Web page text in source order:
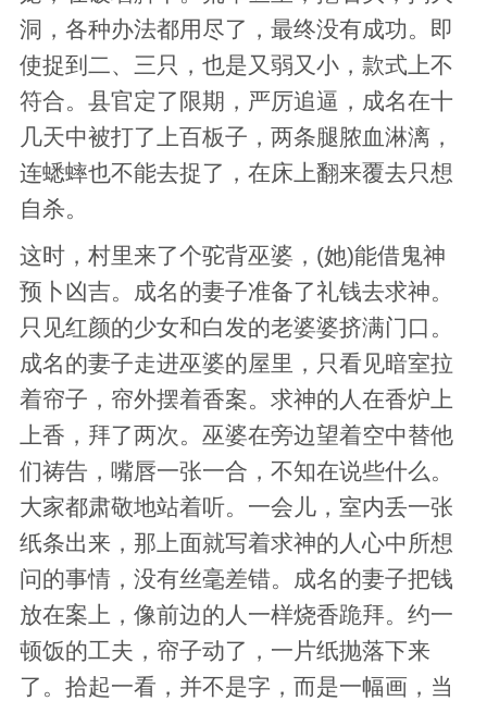
洞，各种办法都用尽了，最终没有成功。即
使捉到二、三只，也是又弱又小，款式上不
符合。县官定了限期，严厉追逼，成名在十
几天中被打了上百板子，两条腿脓血淋漓，
连蟋蟀也不能去捉了，在床上翻来覆去只想
自杀。
这时，村里来了个驼背巫婆，(她)能借鬼神
预卜凶吉。成名的妻子准备了礼钱去求神。
只见红颜的少女和白发的老婆婆挤满门口。
成名的妻子走进巫婆的屋里，只看见暗室拉
着帘子，帘外摆着香案。求神的人在香炉上
上香，拜了两次。巫婆在旁边望着空中替他
们祷告，嘴唇一张一合，不知在说些什么。
大家都肃敬地站着听。一会儿，室内丢一张
纸条出来，那上面就写着求神的人心中所想
问的事情，没有丝毫差错。成名的妻子把钱
放在案上，像前边的人一样烧香跪拜。约一
顿饭的工夫，帘子动了，一片纸抛落下来
了。拾起一看，并不是字，而是一幅画，当